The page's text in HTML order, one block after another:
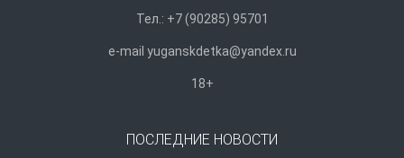
Тел.: +7 (90285) 95701
e-mail yuganskdetka@yandex.ru
18+
ПОСЛЕДНИЕ НОВОСТИ